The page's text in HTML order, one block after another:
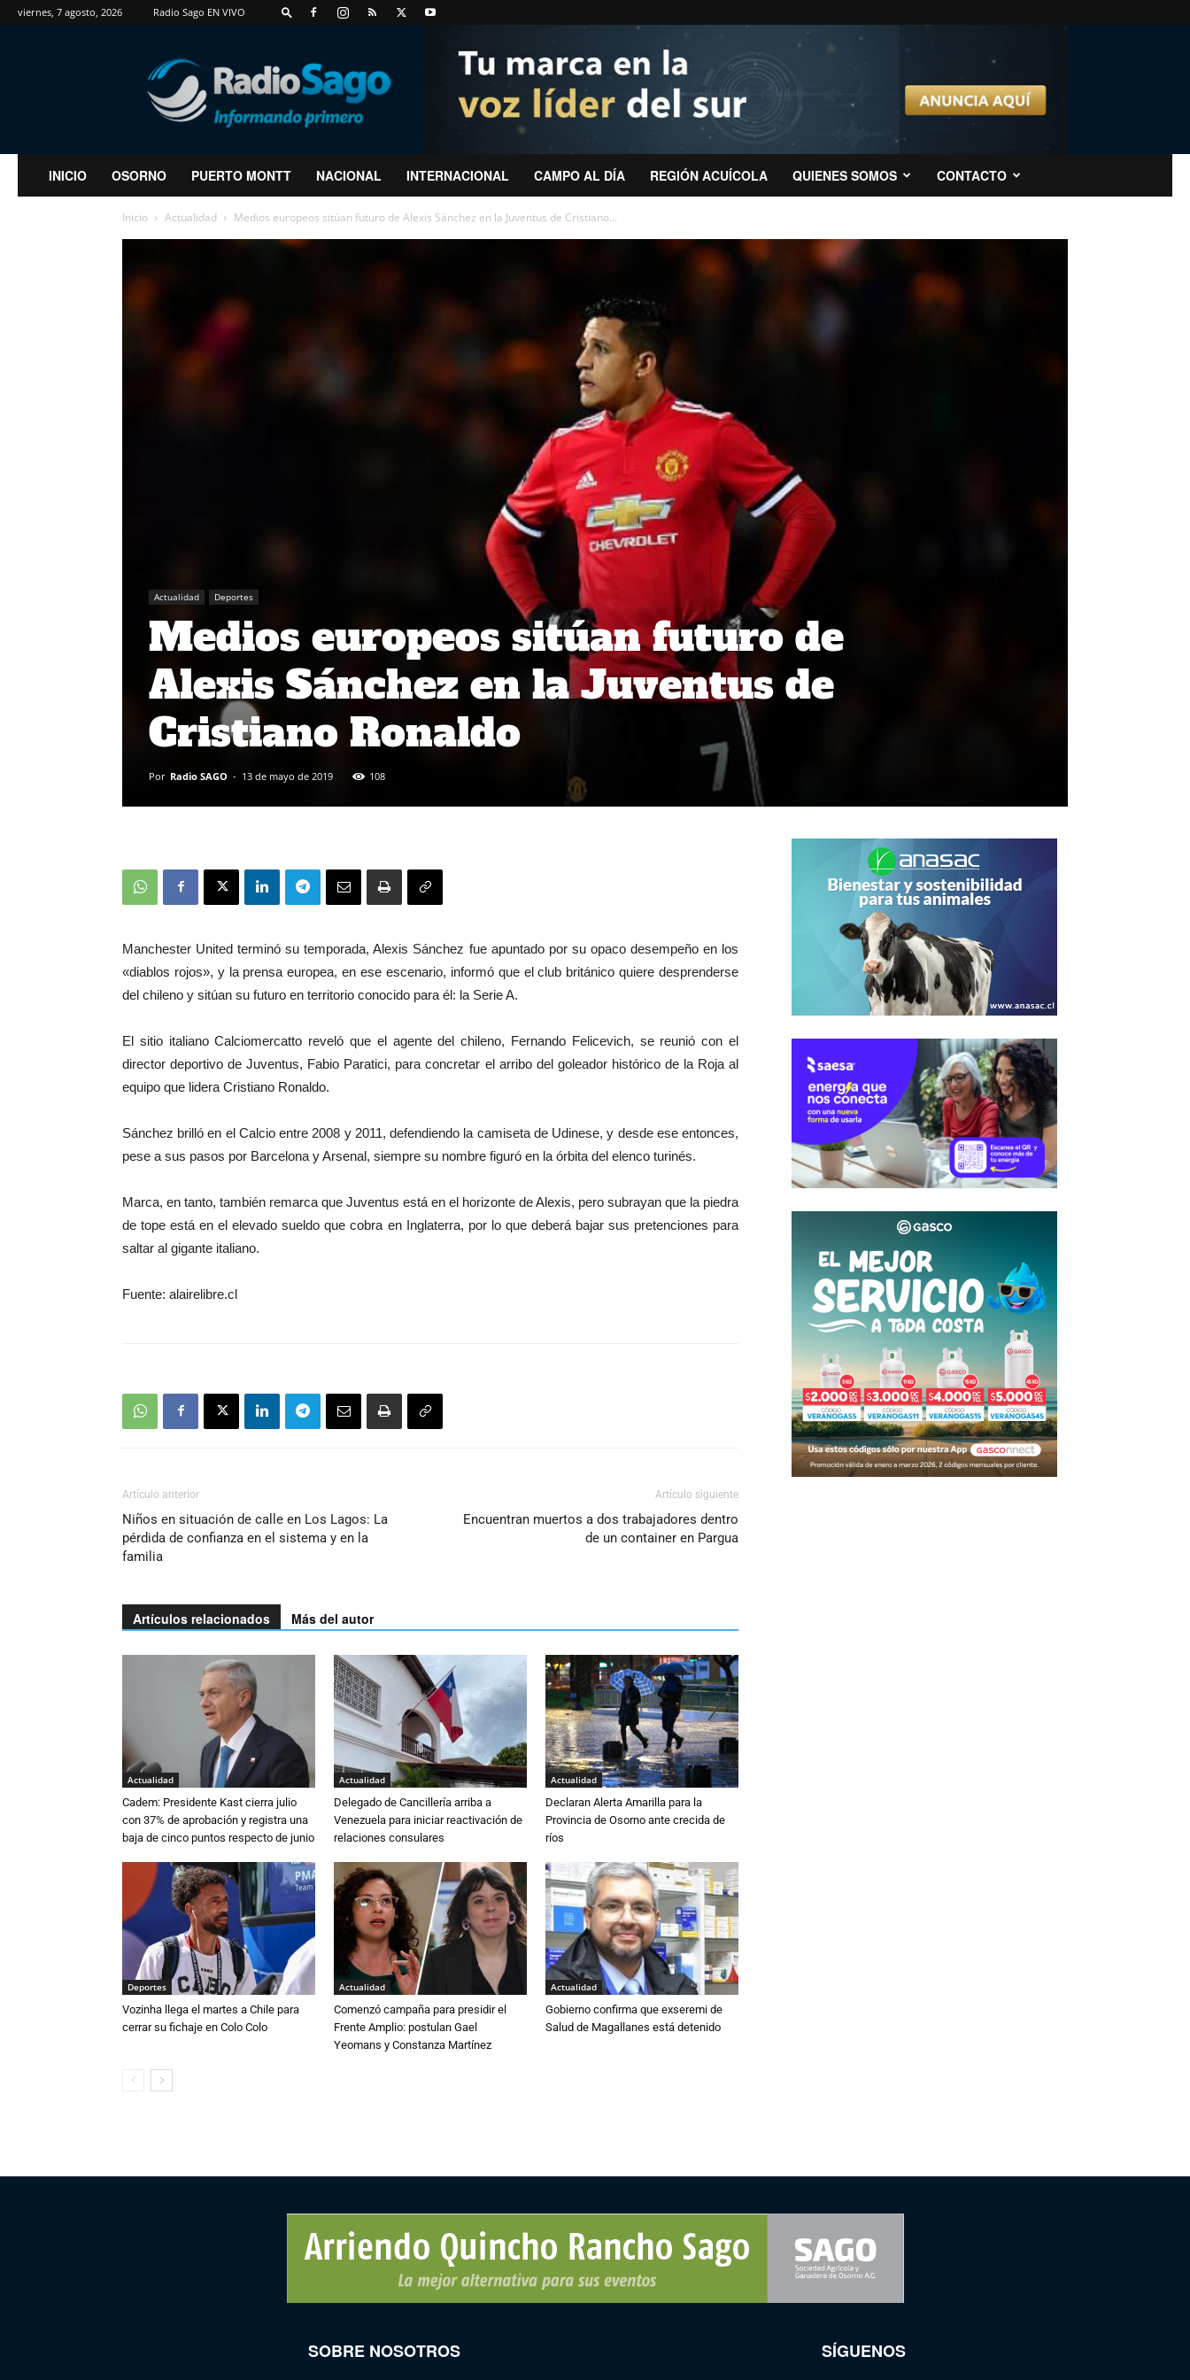
viernes, 7 agosto, 2026 Radio Sago EN VIVO
RadioSago
INICIO OSORNO PUERTO MONTT NACIONAL INTERNACIONAL CAMPO AL DÍA REGIÓN ACUÍCOLA QUIENES SOMOS CONTACTO
Inicio Actualidad Medios europeos sitúan futuro de Alexis Sánchez en la Juventus de Cristiano...
Actualidad Deportes
Medios europeos sitúan futuro de
Alexis Sánchez en la Juventus de
Cristiano Ronaldo
Por Radio SAGO - 13 de mayo de 2019 108
Manchester United terminó su temporada, Alexis Sánchez fue apuntado por su opaco desempeño en los
«diablos rojos», y la prensa europea, en ese escenario, informó que el club británico quiere desprenderse
del chileno y sitúan su futuro en territorio conocido para él: la Serie A.
El sitio italiano Calciomercatto reveló que el agente del chileno, Fernando Felicevich, se reunió con el
director deportivo de Juventus, Fabio Paratici, para concretar el arribo del goleador histórico de la Roja al
equipo que lidera Cristiano Ronaldo.
Sánchez brilló en el Calcio entre 2008 y 2011, defendiendo la camiseta de Udinese, y desde ese entonces,
pese a sus pasos por Barcelona y Arsenal, siempre su nombre figuró en la órbita del elenco turinés.
Marca, en tanto, también remarca que Juventus está en el horizonte de Alexis, pero subrayan que la piedra
de tope está en el elevado sueldo que cobra en Inglaterra, por lo que deberá bajar sus pretenciones para
saltar al gigante italiano.
Fuente: alairelibre.cl
Artículo anterior
Niños en situación de calle en Los Lagos: La
pérdida de confianza en el sistema y en la
familia
Artículo siguiente
Encuentran muertos a dos trabajadores dentro
de un container en Pargua
Artículos relacionados Más del autor
Actualidad
Cadem: Presidente Kast cierra julio
con 37% de aprobación y registra una
baja de cinco puntos respecto de junio
Actualidad
Delegado de Cancillería arriba a
Venezuela para iniciar reactivación de
relaciones consulares
Actualidad
Declaran Alerta Amarilla para la
Provincia de Osorno ante crecida de
ríos
Deportes
Vozinha llega el martes a Chile para
cerrar su fichaje en Colo Colo
Actualidad
Comenzó campaña para presidir el
Frente Amplio: postulan Gael
Yeomans y Constanza Martínez
Actualidad
Gobierno confirma que exseremi de
Salud de Magallanes está detenido
SOBRE NOSOTROS SÍGUENOS